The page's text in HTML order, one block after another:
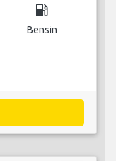
local_gas_station
Bensin